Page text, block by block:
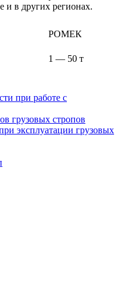
и в других регионах.
РОМЕК
1 — 50 т
при работе с
грузовых стропов
эксплуатации грузовых